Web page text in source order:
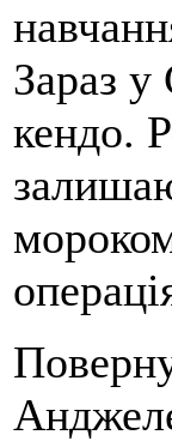
Зараз у
кендо.